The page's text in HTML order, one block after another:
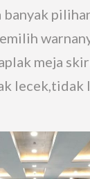
meja
lecek,tidak